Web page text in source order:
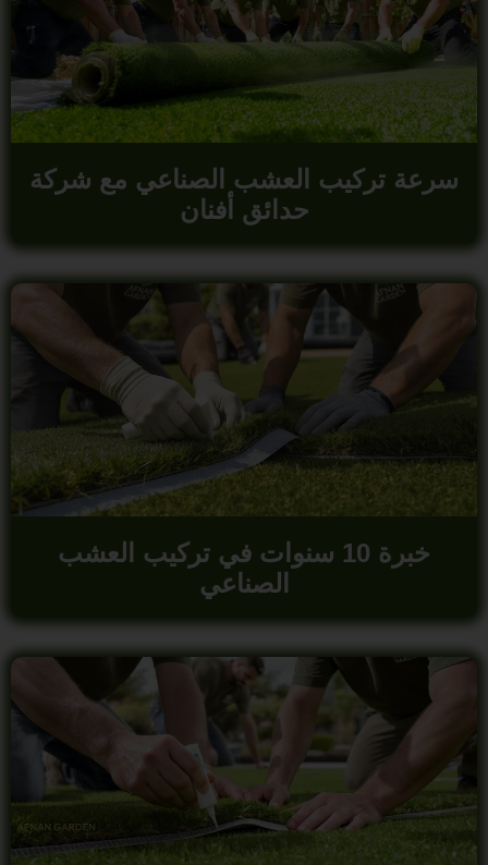
سرعة تركيب العشب الصناعي مع شركة
حدائق أفنان
خبرة 10 سنوات في تركيب العشب
الصناعي